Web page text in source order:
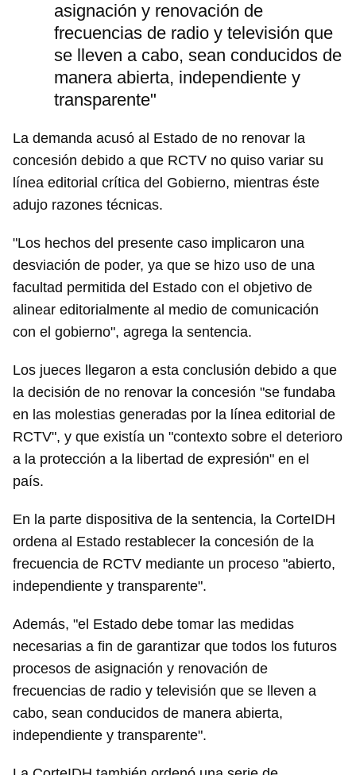
asignación y renovación de
frecuencias de radio y televisión que
se lleven a cabo, sean conducidos de
manera abierta, independiente y
transparente"
La demanda acusó al Estado de no renovar la
concesión debido a que RCTV no quiso variar su
línea editorial crítica del Gobierno, mientras éste
adujo razones técnicas.
"Los hechos del presente caso implicaron una
desviación de poder, ya que se hizo uso de una
facultad permitida del Estado con el objetivo de
alinear editorialmente al medio de comunicación
con el gobierno", agrega la sentencia.
Los jueces llegaron a esta conclusión debido a que
la decisión de no renovar la concesión "se fundaba
en las molestias generadas por la línea editorial de
RCTV", y que existía un "contexto sobre el deterioro
a la protección a la libertad de expresión" en el
país.
En la parte dispositiva de la sentencia, la CorteIDH
ordena al Estado restablecer la concesión de la
frecuencia de RCTV mediante un proceso "abierto,
independiente y transparente".
Además, "el Estado debe tomar las medidas
necesarias a fin de garantizar que todos los futuros
procesos de asignación y renovación de
frecuencias de radio y televisión que se lleven a
cabo, sean conducidos de manera abierta,
independiente y transparente".